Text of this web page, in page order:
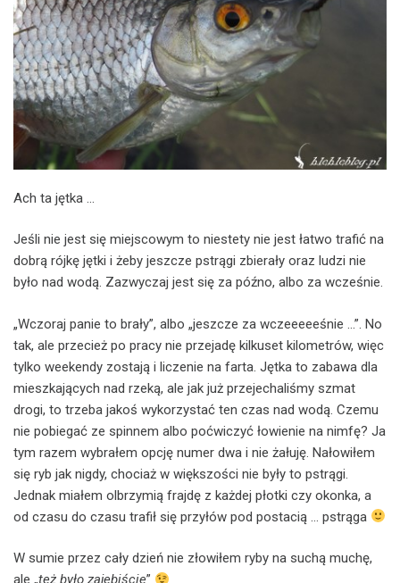
Ach ta jętka …
Jeśli nie jest się miejscowym to niestety nie jest łatwo trafić na
dobrą rójkę jętki i żeby jeszcze pstrągi zbierały oraz ludzi nie
było nad wodą. Zazwyczaj jest się za późno, albo za wcześnie.
„Wczoraj panie to brały”, albo „jeszcze za wczeeeeeśnie …”. No
tak, ale przecież po pracy nie przejadę kilkuset kilometrów, więc
tylko weekendy zostają i liczenie na farta. Jętka to zabawa dla
mieszkających nad rzeką, ale jak już przejechaliśmy szmat
drogi, to trzeba jakoś wykorzystać ten czas nad wodą. Czemu
nie pobiegać ze spinnem albo poćwiczyć łowienie na nimfę? Ja
tym razem wybrałem opcję numer dwa i nie żałuję. Nałowiłem
się ryb jak nigdy, chociaż w większości nie były to pstrągi.
Jednak miałem olbrzymią frajdę z każdej płotki czy okonka, a
od czasu do czasu trafił się przyłów pod postacią … pstrąga
W sumie przez cały dzień nie złowiłem ryby na suchą muchę,
ale „też było zajebiście”